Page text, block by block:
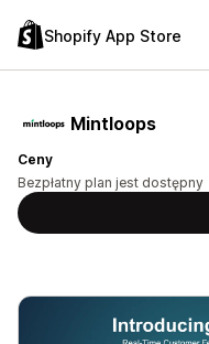
Shopify App Store
Mintloops
Ceny
Bezpłatny plan jest dostępny